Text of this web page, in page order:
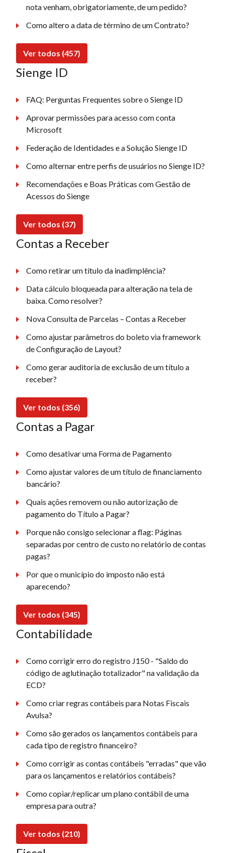
nota venham, obrigatoriamente, de um pedido?
Como altero a data de término de um Contrato?
Ver todos (457)
Sienge ID
FAQ: Perguntas Frequentes sobre o Sienge ID
Aprovar permissões para acesso com conta
Microsoft
Federação de Identidades e a Solução Sienge ID
Como alternar entre perfis de usuários no Sienge ID?
Recomendações e Boas Práticas com Gestão de
Acessos do Sienge
Ver todos (37)
Contas a Receber
Como retirar um título da inadimplência?
Data cálculo bloqueada para alteração na tela de
baixa. Como resolver?
Nova Consulta de Parcelas – Contas a Receber
Como ajustar parâmetros do boleto via framework
de Configuração de Layout?
Como gerar auditoria de exclusão de um título a
receber?
Ver todos (356)
Contas a Pagar
Como desativar uma Forma de Pagamento
Como ajustar valores de um título de financiamento
bancário?
Quais ações removem ou não autorização de
pagamento do Título a Pagar?
Porque não consigo selecionar a flag: Páginas
separadas por centro de custo no relatório de contas
pagas?
Por que o município do imposto não está
aparecendo?
Ver todos (345)
Contabilidade
Como corrigir erro do registro J150 - "Saldo do
código de aglutinação totalizador" na validação da
ECD?
Como criar regras contábeis para Notas Fiscais
Avulsa?
Como são gerados os lançamentos contábeis para
cada tipo de registro financeiro?
Como corrigir as contas contábeis "erradas" que vão
para os lançamentos e relatórios contábeis?
Como copiar/replicar um plano contábil de uma
empresa para outra?
Ver todos (210)